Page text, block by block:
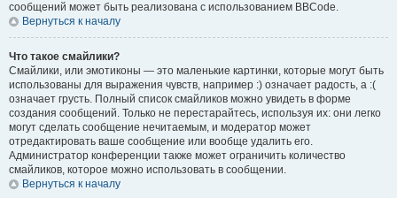
сообщений может быть реализована с использованием BBCode.
Вернуться к началу
Что такое смайлики?
Смайлики, или эмотиконы — это маленькие картинки, которые могут быть
использованы для выражения чувств, например :) означает радость, а :(
означает грусть. Полный список смайликов можно увидеть в форме
создания сообщений. Только не перестарайтесь, используя их: они легко
могут сделать сообщение нечитаемым, и модератор может
отредактировать ваше сообщение или вообще удалить его.
Администратор конференции также может ограничить количество
смайликов, которое можно использовать в сообщении.
Вернуться к началу